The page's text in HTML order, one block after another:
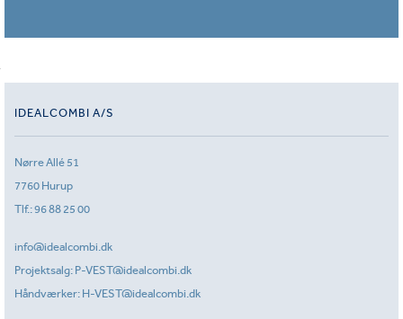
IDEALCOMBI A/S
Nørre Allé 51
7760 Hurup
Tlf.:96 88 25 00
info@idealcombi.dk
Projektsalg: P-VEST@idealcombi.dk
Håndværker: H-VEST@idealcombi.dk